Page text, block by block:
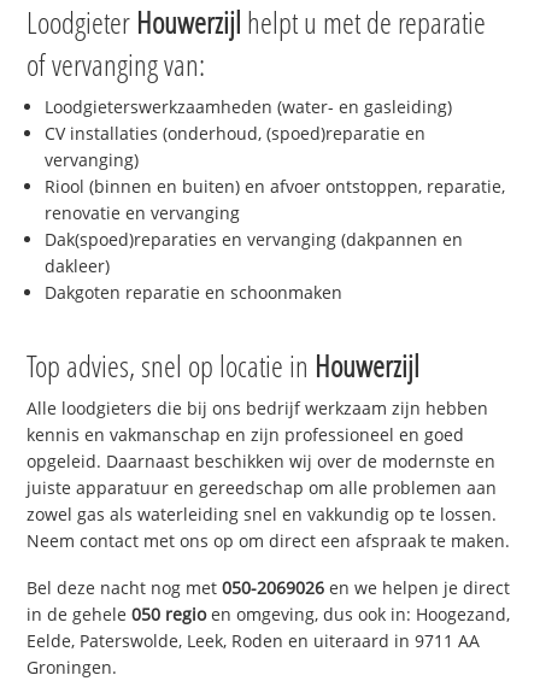
Loodgieter Houwerzijl helpt u met de reparatie
of vervanging van:
Loodgieterswerkzaamheden (water- en gasleiding)
CV installaties (onderhoud, (spoed)reparatie en
vervanging)
Riool (binnen en buiten) en afvoer ontstoppen, reparatie,
renovatie en vervanging
Dak(spoed)reparaties en vervanging (dakpannen en
dakleer)
Dakgoten reparatie en schoonmaken
Top advies, snel op locatie in Houwerzijl
Alle loodgieters die bij ons bedrijf werkzaam zijn hebben
kennis en vakmanschap en zijn professioneel en goed
opgeleid. Daarnaast beschikken wij over de modernste en
juiste apparatuur en gereedschap om alle problemen aan
zowel gas als waterleiding snel en vakkundig op te lossen.
Neem contact met ons op om direct een afspraak te maken.
Bel deze nacht nog met050-2069026 en we helpen je direct
in de gehele050 regioen omgeving, dus ook in: Hoogezand,
Eelde, Paterswolde, Leek, Roden en uiteraard in 9711 AA
Groningen.